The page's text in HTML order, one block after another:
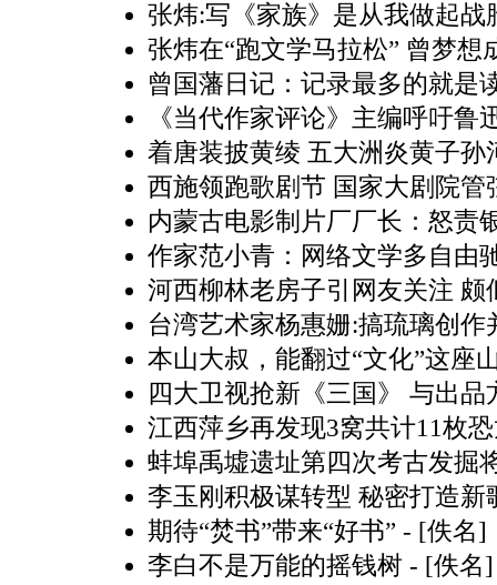
张炜:写《家族》是从我做起战
张炜在“跑文学马拉松” 曾梦想
曾国藩日记：记录最多的就是
《当代作家评论》主编呼吁鲁
着唐装披黄绫 五大洲炎黄子孙
西施领跑歌剧节 国家大剧院管
内蒙古电影制片厂厂长：怒责
作家范小青：网络文学多自由
河西柳林老房子引网友关注 颇
台湾艺术家杨惠姗:搞琉璃创作
本山大叔，能翻过“文化”这座
四大卫视抢新《三国》 与出
江西萍乡再发现3窝共计11枚
蚌埠禹墟遗址第四次考古发掘
李玉刚积极谋转型 秘密打造新
期待“焚书”带来“好书” - [佚名]
李白不是万能的摇钱树 - [佚名]